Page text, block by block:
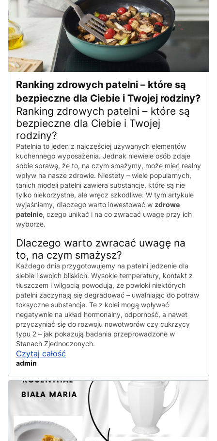
Ranking zdrowych patelni – które są
bezpieczne dla Ciebie i Twojej rodziny?
Ranking zdrowych patelni – które są
bezpieczne dla Ciebie i Twojej
rodziny?
Patelnia to jeden z najczęściej używanych elementów
kuchennego wyposażenia. Jednak niewiele osób zdaje
sobie sprawę, że to, na czym smażymy, może mieć realny
wpływ na nasze zdrowie. Niestety – wiele popularnych,
tanich modeli patelni zawiera substancje, które są nie
tylko niekorzystne, ale wręcz szkodliwe. W tym artykule
wyjaśniamy, dlaczego warto inwestować w zdrowe
patelnie, czego unikać i na co zwracać uwagę przy ich
wyborze.
Dlaczego warto zwracać uwagę na
to, na czym smażysz?
Każdego dnia przygotowujemy na patelni jedzenie dla
siebie i swoich bliskich. Wysokie temperatury, kontakt z
tłuszczem i wilgocią powodują, że powłoki niektórych
patelni zaczynają się degradować – uwalniając do potraw
toksyczne substancje. Te z kolei mogą wpływać
negatywnie na układ hormonalny, odporność, a nawet
przyczyniać się do rozwoju nowotworów czy cukrzycy
typu 2 – jak pokazują badania przeprowadzone w
Stanach Zjednoczonych.
Czytaj całość
admin